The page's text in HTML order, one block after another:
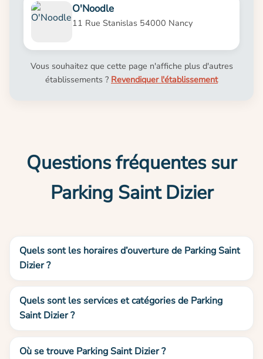
O'Noodle
11 Rue Stanislas 54000 Nancy
Vous souhaitez que cette page n'affiche plus d'autres
établissements ? Revendiquer l'établissement
Questions fréquentes sur
Parking Saint Dizier
Quels sont les horaires d’ouverture de Parking Saint
Dizier ?
Quels sont les services et catégories de Parking
Saint Dizier ?
Où se trouve Parking Saint Dizier ?